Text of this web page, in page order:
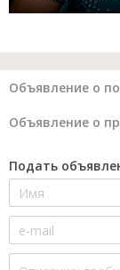
Объявление о
Объявление о
Подать